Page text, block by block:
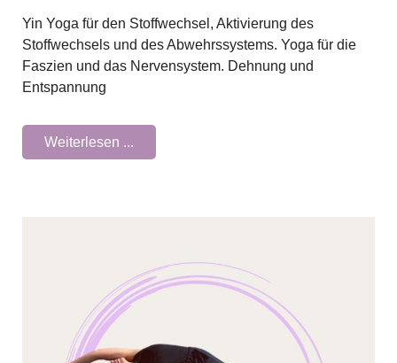
Yin Yoga für den Stoffwechsel, Aktivierung des
Stoffwechsels und des Abwehrssystems. Yoga für die
Faszien und das Nervensystem. Dehnung und
Entspannung
Weiterlesen ...